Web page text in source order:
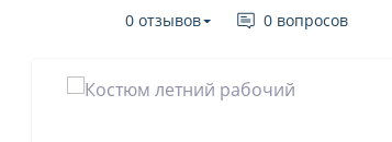
0 отзывов 0 вопросов